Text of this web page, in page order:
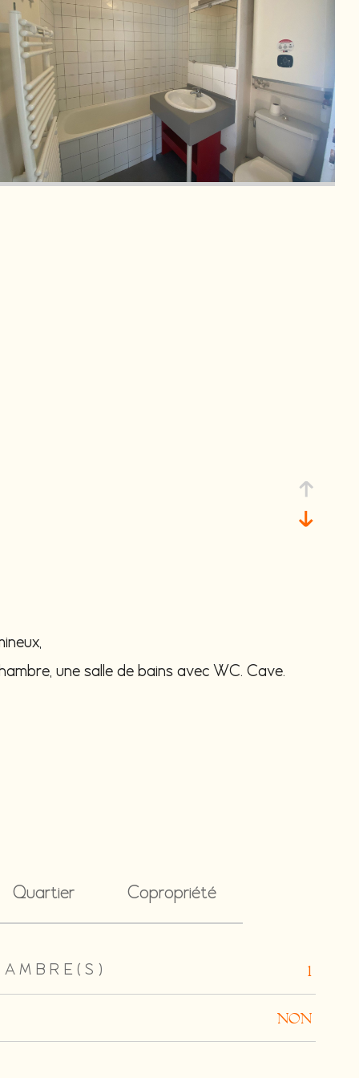
une salle de bains avec WC. Cave.
Quartier Copropriété
1
NON